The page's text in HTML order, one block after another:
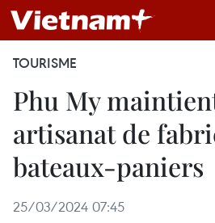
TOURISME
Phu My
artisanat de
bateaux-paniers
25/03/2024 07:45